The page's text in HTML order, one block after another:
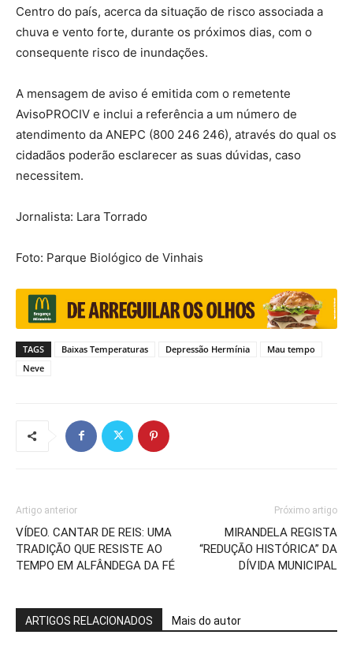
Centro do país, acerca da situação de risco associada a
chuva e vento forte, durante os próximos dias, com o
consequente risco de inundações.
A mensagem de aviso é emitida com o remetente
AvisoPROCIV e inclui a referência a um número de
atendimento da ANEPC (800 246 246), através do qual os
cidadãos poderão esclarecer as suas dúvidas, caso
necessitem.
Jornalista: Lara Torrado
Foto: Parque Biológico de Vinhais
TAGS Baixas Temperaturas Depressão Hermínia
Mau tempo
Neve
Artigo anterior
VÍDEO. CANTAR DE REIS: UMA
TRADIÇÃO QUE RESISTE AO
TEMPO EM ALFÂNDEGA DA FÉ
Próximo artigo
MIRANDELA REGISTA
“REDUÇÃO HISTÓRICA” DA
DÍVIDA MUNICIPAL
ARTIGOS RELACIONADOS Mais do autor